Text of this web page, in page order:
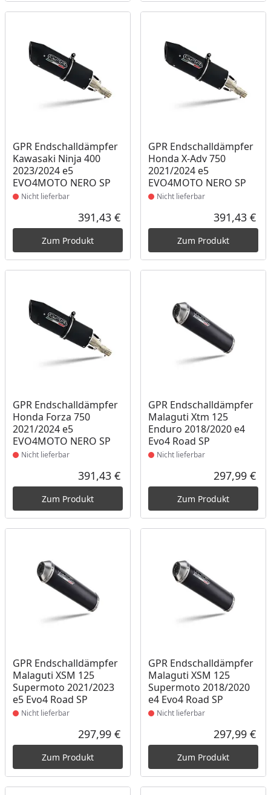
GPR Endschalldämpfer
Kawasaki Ninja 400
2023/2024 e5
EVO4MOTO NERO SP
Produkt nicht lieferbar
Nicht lieferbar
Aktueller Preis
391,43 €
Zum Produkt
GPR Endschalldämpfer
Honda X-Adv 750
2021/2024 e5
EVO4MOTO NERO SP
Produkt nicht lieferbar
Nicht lieferbar
391,43 €
Zum Produkt
GPR Endschalldämpfer
Honda Forza 750
2021/2024 e5
EVO4MOTO NERO SP
Produkt nicht lieferbar
Nicht lieferbar
Aktueller Preis
391,43 €
Zum Produkt
GPR Endschalldämpfer
Malaguti Xtm 125
Enduro 2018/2020 e4
Evo4 Road SP
Produkt nicht lieferbar
Nicht lieferbar
297,99 €
Zum Produkt
GPR Endschalldämpfer
Malaguti XSM 125
Supermoto 2021/2023
e5 Evo4 Road SP
Produkt nicht lieferbar
Nicht lieferbar
Aktueller Preis
297,99 €
Zum Produkt
GPR Endschalldämpfer
Malaguti XSM 125
Supermoto 2018/2020
e4 Evo4 Road SP
Produkt nicht lieferbar
Nicht lieferbar
297,99 €
Zum Produkt